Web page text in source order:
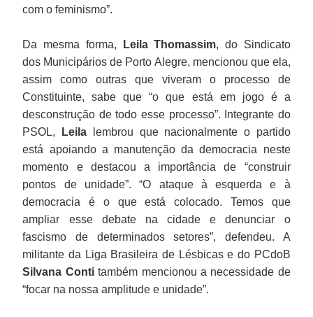
com o feminismo”.
Da mesma forma, Leila Thomassim, do Sindicato
dos Municipários de Porto Alegre, mencionou que ela,
assim como outras que viveram o processo de
Constituinte, sabe que “o que está em jogo é a
desconstrução de todo esse processo”. Integrante do
PSOL,
Leila lembrou que nacionalmente o partido
está apoiando a manutenção da democracia neste
momento e destacou a importância de “construir
pontos de unidade”. “O ataque à esquerda e à
democracia é o que está colocado. Temos que
ampliar esse debate na cidade e denunciar o
fascismo de determinados setores”, defendeu. A
militante da Liga Brasileira de Lésbicas e do PCdoB
Silvana Contitambém mencionou a necessidade de
“focar na nossa amplitude e unidade”.